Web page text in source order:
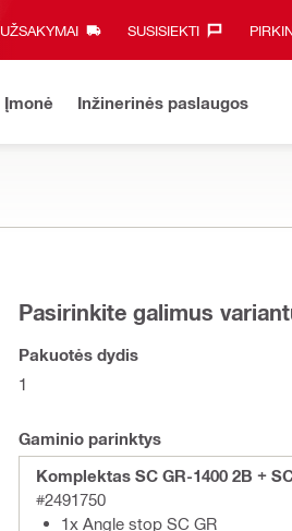
UŽSAKYMAI SUSISIEKTI‎
Įmonė Inžinerinės paslaugos
Pasirinkite galimus
Pakuotės dydis
1
Gaminio parinktys
Komplektas SC GR-1400 2B +
#2491750
1x Angle stop SC GR